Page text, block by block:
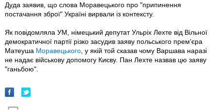
Дуда заявив, що слова Моравецького про "припинення
постачання зброї" Україні вирвали із контексту.
Як повідомляла УМ, німецький депутат Ульріх Лехте від Вільної
демократичної партії різко засудив заяву польського прем’єра
Матеуша Моравецького , у якій той сказав чому Варшава наразі
не надає військову допомогу Києву. Пан Лехте назвав цю заяву
"ганьбою".